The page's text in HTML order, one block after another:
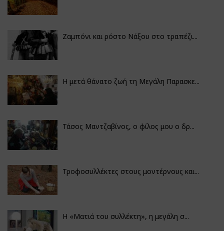
Ζαμπόνι και ρόστο Νάξου στο τραπέζι...
Η μετά θάνατο ζωή τη Μεγάλη Παρασκε...
Τάσος Μαντζαβίνος, ο φίλος μου ο δρ...
Τροφοσυλλέκτες στους μοντέρνους και...
H «Ματιά του συλλέκτη», η μεγάλη σ...